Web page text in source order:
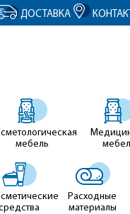
= clientID; });
ДОСТАВКА
мебель
Расходные
материалы